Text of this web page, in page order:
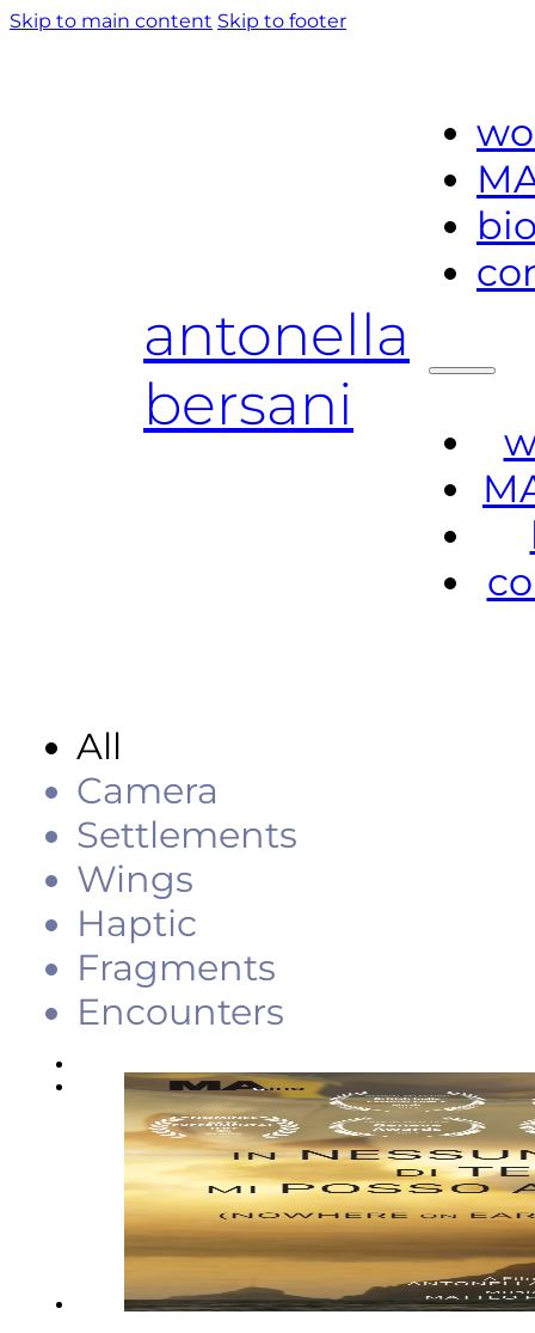
Skip to main content Skip to footer
antonella
bersani
All
Camera
Settlements
Wings
Haptic
Fragments
Encounters